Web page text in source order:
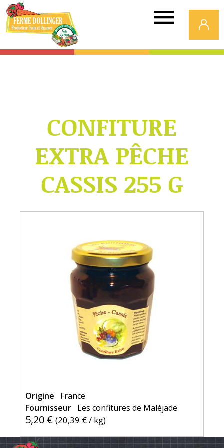
CONFITURE
EXTRA PÊCHE
CASSIS 255 G
Origine
France
Fournisseur Les confitures de Maléjade
5,20 € (20,39 €/ kg)